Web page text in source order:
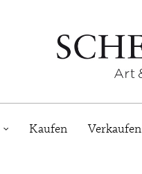
Kaufen Verkaufen